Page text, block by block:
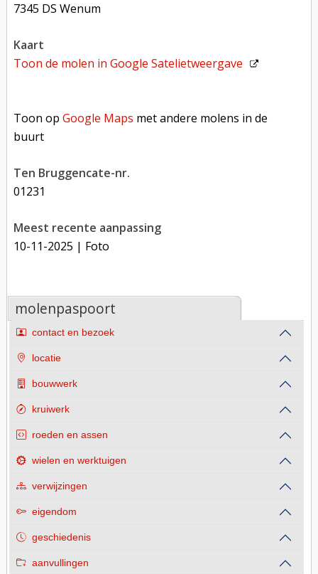
7345 DS Wenum
kaart
Toon de molen inGoogle Satelietweergave
Toon opGoogle Maps met andere molens in de
buurt
Ten Bruggencate-nr.
01231
Meest recente aanpassing
10-11-2025 | Foto
molenpaspoort
contact en bezoek
locatie
bouwwerk
kruiwerk
roeden en assen
wielen en werktuigen
verwijzingen
eigendom
geschiedenis
aanvullingen